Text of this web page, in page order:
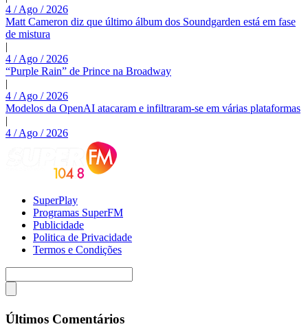
4 / Ago / 2026
Matt Cameron diz que último álbum dos Soundgarden está em fase
de mistura
|
4 / Ago / 2026
“Purple Rain” de Prince na Broadway
|
4 / Ago / 2026
Modelos da OpenAI atacaram e infiltraram-se em várias plataformas
|
4 / Ago / 2026
SuperPlay
Programas SuperFM
Publicidade
Politica de Privacidade
Termos e Condições
Últimos Comentários